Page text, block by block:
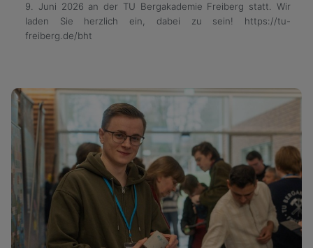
9. Juni 2026 an der TU Bergakademie Freiberg statt. Wir
laden Sie herzlich ein, dabei zu sein! https://tu-
freiberg.de/bht